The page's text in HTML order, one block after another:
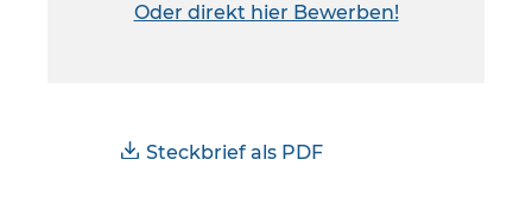
Oder direkt hier Bewerben!
Steckbrief als PDF